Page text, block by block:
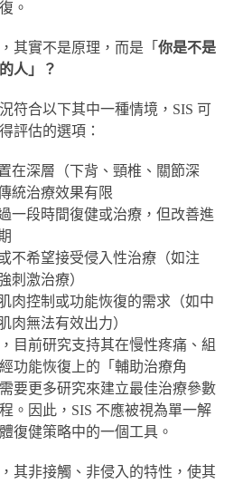
。
其實不是原理，而是「 你是不是
人」？
符合以下其中一種情境，SIS 可
評估的選項：
在深層（下背、頸椎、關節深
統治療效果有限
一段時間復健或治療，但改善進
不希望接受侵入性治療（如注
刺激治療）
肉控制或功能恢復的需求（如中
肉無法有效出力）
目前研究支持其在慢性疼痛、組
功能恢復上的「輔助治療角
要更多研究來建立最佳治療參數
。因此，SIS 不應被視為單一解
復健策略中的一個工具。
其非接觸、非侵入的特性，使其